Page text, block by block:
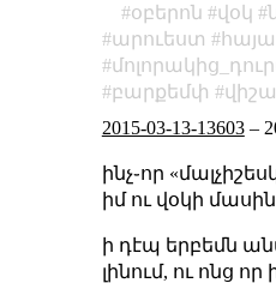
օբերոն վօկ
արուեստ
բարքեմփ
2015-03-13-13603–
ինչ֊որ
իմ ու վօկի
ի դէպ երբեմն
լինում, ու ոնց